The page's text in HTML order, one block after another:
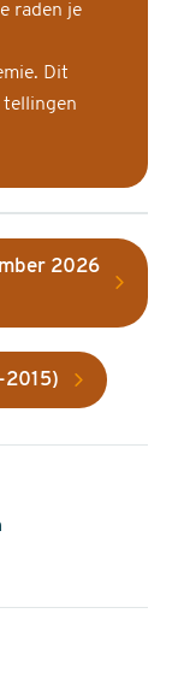
raden je
Dit
tellingen
2026
2015)